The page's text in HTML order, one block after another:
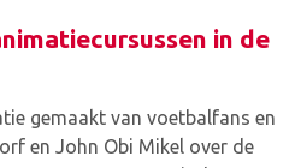
in de
gemaakt van voetbalfans en
en John Obi Mikel over de